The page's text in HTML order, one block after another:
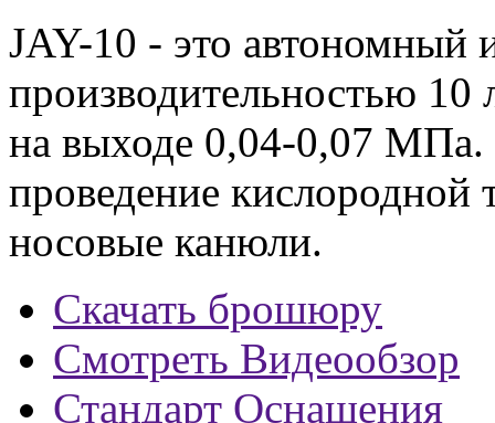
JAY-10 - это автономный
производительностью 10
на выходе 0,04-0,07 МПа.
проведение кислородной
носовые канюли.
Скачать брошюру
Смотреть Видеообзор
Стандарт Оснащения